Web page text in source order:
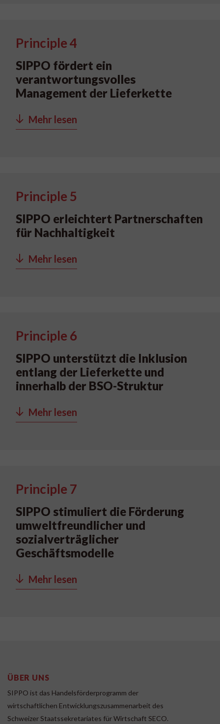
Principle 4
SIPPO fördert ein
verantwortungsvolles
Management der Lieferkette
Mehr lesen
Principle 5
SIPPO erleichtert Partnerschaften
für Nachhaltigkeit
Mehr lesen
Principle 6
SIPPO unterstützt die Inklusion
entlang der Lieferkette und
innerhalb der BSO-Struktur
Mehr lesen
Principle 7
SIPPO stimuliert die Förderung
umweltfreundlicher und
sozialverträglicher
Geschäftsmodelle
Mehr lesen
ÜBER UNS
SIPPO ist das Handelsförderprogramm der
wirtschaftlichen Entwicklungszusammenarbeit des
Schweizer Staatssekretariates für Wirtschaft SECO.